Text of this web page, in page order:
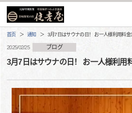
首页 通知 3月7日はサウナの日！ お一人様利用料金
2025/02/25 ブログ
3月7日はサウナの日！ お一人様利用